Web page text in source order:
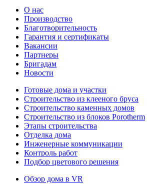
О нас
Производство
Благотворительность
Гарантия и сертификаты
Вакансии
Партнеры
Бригадам
Новости
Готовые дома и участки
Строительство из клееного бруса
Строительство каменных домов
Строительство из блоков Porotherm
Этапы строительства
Отделка дома
Инженерные коммуникации
Контроль работ
Подбор цветового решения
Обзор дома в VR